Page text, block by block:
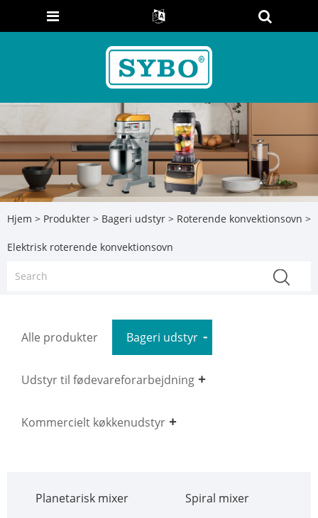
Hjem > Produkter > Bageri udstyr > Roterende konvektionsovn >
Elektrisk roterende konvektionsovn
Alle produkter Bageri udstyr
Udstyr til fødevareforarbejdning
Kommercielt køkkenudstyr
Planetarisk mixer Spiral mixer